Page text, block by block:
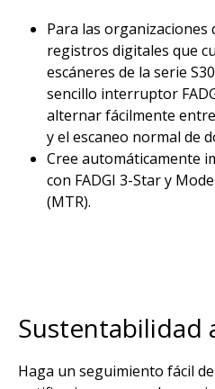
Para las organizaciones
registros digitales que
escáneres de la serie
sencillo interruptor
alternar fácilmente entre
y el escaneo normal de
Cree automáticamente
con FADGI 3-Star y
(MTR).
Sustentabilidad
Haga un seguimiento fácil